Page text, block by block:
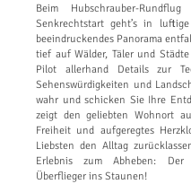
Beim Hubschrauber-
Senkrechtstart geht’s in
beeindruckendes Panorama
tief auf Wälder, Täler und
Pilot allerhand Details zur
Sehenswürdigkeiten und
wahr und schicken Sie Ihre
zeigt den geliebten Wohnort
Freiheit und aufgeregtes
Liebsten den Alltag
Erlebnis zum Abheben: Der
Überflieger ins Staunen!